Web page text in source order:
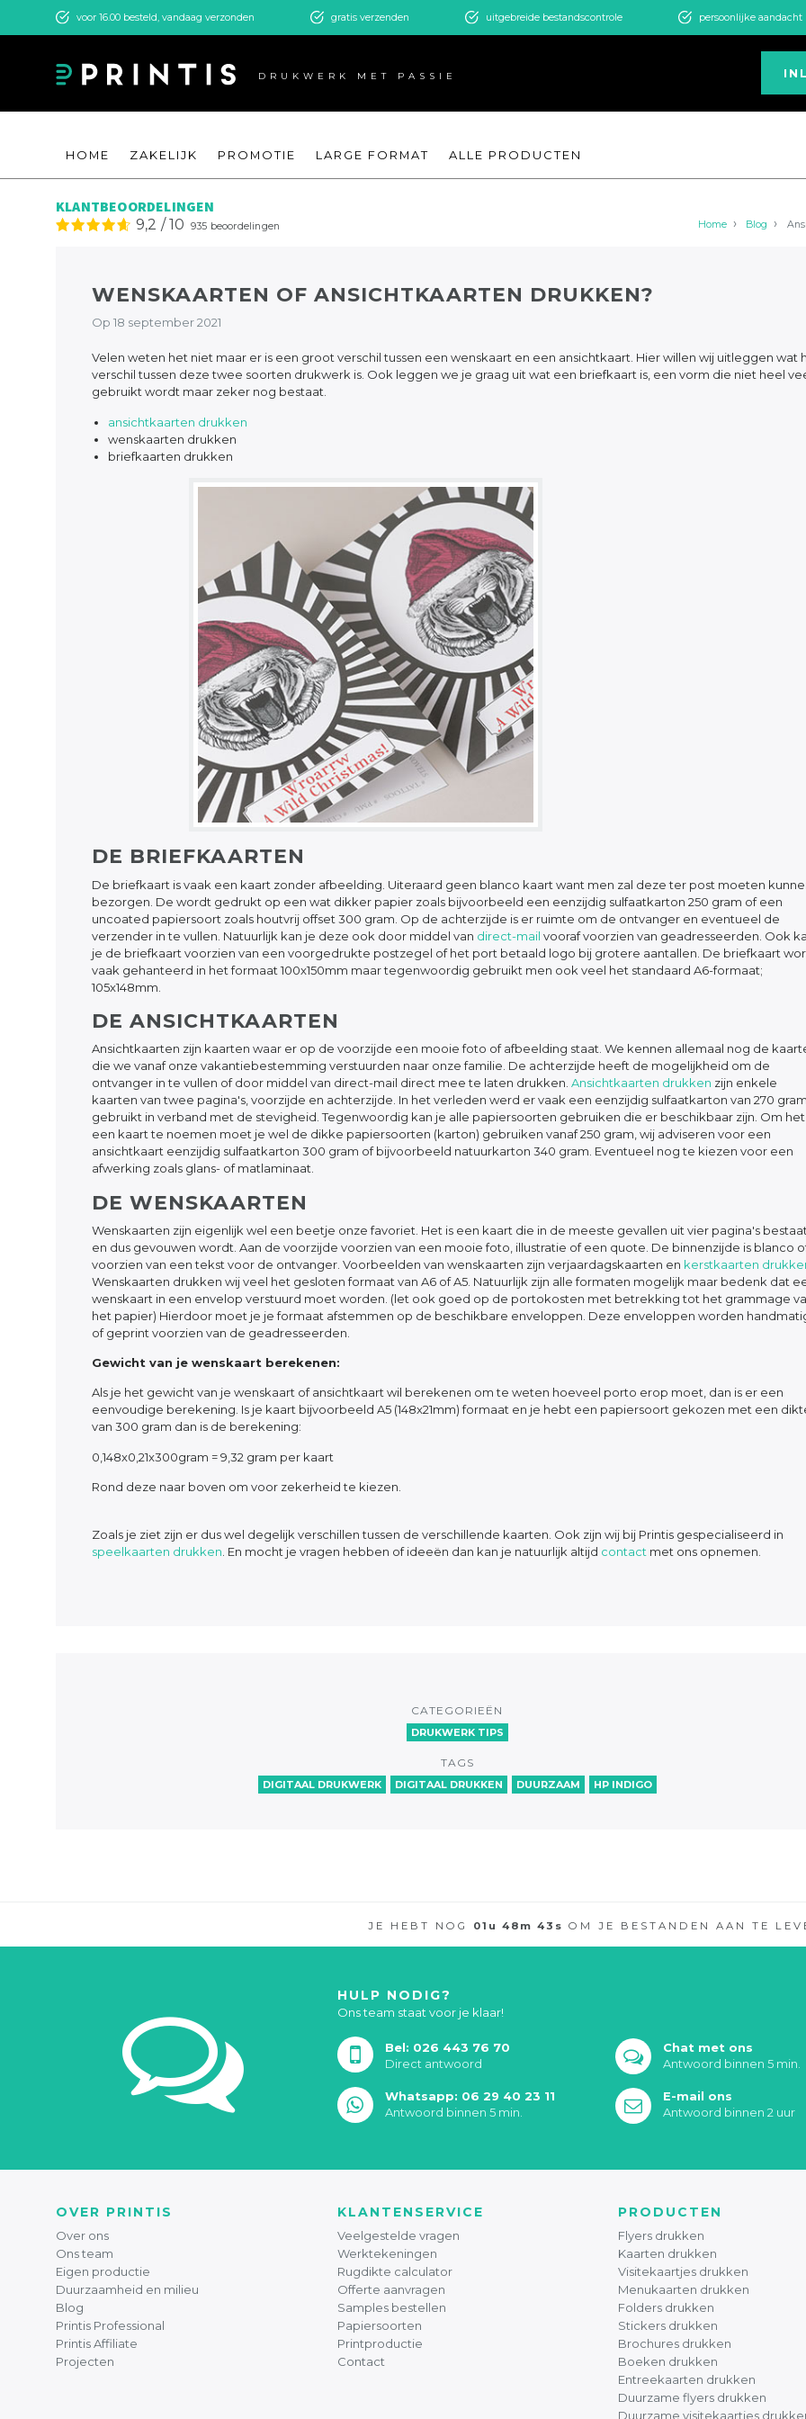
voor 16.00 besteld, vandaag verzonden gratis verzenden uitgebreide bestandscontrole persoonlijke aandacht
DRUKWERK MET PASSIE
HOME ZAKELIJK PROMOTIE LARGE FORMAT ALLE PRODUCTEN
KLANTBEOORDELINGEN
9,2 /10 935 beoordelingen Home Blog
WENSKAARTEN OF ANSICHTKAARTEN DRUKKEN?
Op 18 september 2021
Velen weten het niet maar er is een groot verschil tussen een wenskaart en een ansichtkaart. Hier willen wij uitleggen wat
verschil tussen deze twee soorten drukwerk is. Ook leggen we je graag uit wat een briefkaart is, een vorm die niet heel
gebruikt wordt maar zeker nog bestaat.
ansichtkaarten drukken
wenskaarten drukken
briefkaarten drukken
DE BRIEFKAARTEN
De briefkaart is vaak een kaart zonder afbeelding. Uiteraard geen blanco kaart want men zal deze ter post moeten
bezorgen. De wordt gedrukt op een wat dikker papier zoals bijvoorbeeld een eenzijdig sulfaatkarton 250 gram of een
uncoated papiersoort zoals houtvrij offset 300 gram. Op de achterzijde is er ruimte om de ontvanger en eventueel de
verzender in te vullen. Natuurlijk kan je deze ook door middel van direct-mail vooraf voorzien van geadresseerden. Ook
je de briefkaart voorzien van een voorgedrukte postzegel of het port betaald logo bij grotere aantallen. De briefkaart
vaak gehanteerd in het formaat 100x150mm maar tegenwoordig gebruikt men ook veel het standaard A6-formaat;
105x148mm.
DE ANSICHTKAARTEN
Ansichtkaarten zijn kaarten waar er op de voorzijde een mooie foto of afbeelding staat. We kennen allemaal nog de
die we vanaf onze vakantiebestemming verstuurden naar onze familie. De achterzijde heeft de mogelijkheid om de
ontvanger in te vullen of door middel van direct-mail direct mee te laten drukken. Ansichtkaarten drukken zijn enkele
kaarten van twee pagina's, voorzijde en achterzijde. In het verleden werd er vaak een eenzijdig sulfaatkarton van 270 gram
gebruikt in verband met de stevigheid. Tegenwoordig kan je alle papiersoorten gebruiken die er beschikbaar zijn. Om het
een kaart te noemen moet je wel de dikke papiersoorten (karton) gebruiken vanaf 250 gram, wij adviseren voor een
ansichtkaart eenzijdig sulfaatkarton 300 gram of bijvoorbeeld natuurkarton 340 gram. Eventueel nog te kiezen voor een
afwerking zoals glans- of matlaminaat.
DE WENSKAARTEN
Wenskaarten zijn eigenlijk wel een beetje onze favoriet. Het is een kaart die in de meeste gevallen uit vier pagina's bestaat
en dus gevouwen wordt. Aan de voorzijde voorzien van een mooie foto, illustratie of een quote. De binnenzijde is blanco
voorzien van een tekst voor de ontvanger. Voorbeelden van wenskaarten zijn verjaardagskaarten en kerstkaarten
Wenskaarten drukken wij veel het gesloten formaat van A6 of A5. Natuurlijk zijn alle formaten mogelijk maar bedenk dat
wenskaart in een envelop verstuurd moet worden. (let ook goed op de portokosten met betrekking tot het grammage
het papier) Hierdoor moet je je formaat afstemmen op de beschikbare enveloppen. Deze enveloppen worden
of geprint voorzien van de geadresseerden.
Gewicht van je wenskaart berekenen:
Als je het gewicht van je wenskaart of ansichtkaart wil berekenen om te weten hoeveel porto erop moet, dan is er een
eenvoudige berekening. Is je kaart bijvoorbeeld A5 (148x21mm) formaat en je hebt een papiersoort gekozen met een
van 300 gram dan is de berekening:
0,148x0,21x300gram = 9,32 gram per kaart
Rond deze naar boven om voor zekerheid te kiezen.
Zoals je ziet zijn er dus wel degelijk verschillen tussen de verschillende kaarten. Ook zijn wij bij Printis gespecialiseerd in
speelkaarten drukken . En mocht je vragen hebben of ideeën dan kan je natuurlijk altijd contact met ons opnemen.
CATEGORIEËN
DRUKWERK TIPS
TAGS
DIGITAAL DRUKWERK DIGITAAL DRUKKEN DUURZAAM HP INDIGO
JE HEBT NOG 01 u 48 m 42 s OM JE BESTANDEN AAN TE
HULP NODIG?
Ons team staat voor je klaar!
Bel: 026 443 76 70
Direct antwoord
Chat met ons
Antwoord binnen 5 min.
Whatsapp: 06 29 40 23 11
Antwoord binnen 5 min.
E-mail ons
Antwoord binnen 2 uur
OVER PRINTIS
Over ons
Ons team
Eigen productie
Duurzaamheid en milieu
Blog
Printis Professional
Printis Affiliate
Projecten
KLANTENSERVICE
Veelgestelde vragen
Werktekeningen
Rugdikte calculator
Offerte aanvragen
Samples bestellen
Papiersoorten
Printproductie
Contact
PRODUCTEN
Flyers drukken
Kaarten drukken
Visitekaartjes drukken
Menukaarten drukken
Folders drukken
Stickers drukken
Brochures drukken
Boeken drukken
Entreekaarten drukken
Duurzame flyers drukken
Duurzame visitekaartjes